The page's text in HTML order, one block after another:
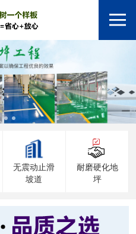
无震动止滑
坡道
耐磨硬化地
坪